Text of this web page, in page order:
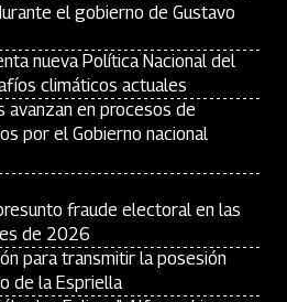
el gobierno de Gustavo
nueva Política Nacional del
climáticos actuales
en procesos de
por el Gobierno nacional
fraude electoral en las
de 2026
para transmitir la posesión
de la Espriella